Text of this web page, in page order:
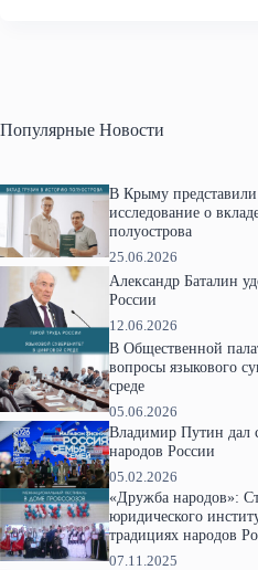
Популярные Новости
В Крыму представили
исследование о
полуострова
25.06.2026
Александр Баталин
России
12.06.2026
В Общественной
вопросы языкового
среде
05.06.2026
Владимир Путин дал
народов России
05.02.2026
«Дружба народов»:
юридического
традициях народов
07.11.2025